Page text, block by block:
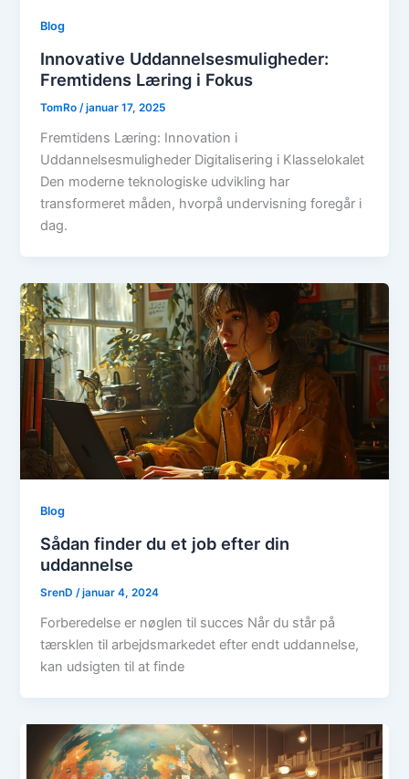
Blog
Innovative Uddannelsesmuligheder:
Fremtidens Læring i Fokus
TomRo/januar 17, 2025
Fremtidens Læring: Innovation i
Uddannelsesmuligheder Digitalisering i Klasselokalet
Den moderne teknologiske udvikling har
transformeret måden, hvorpå undervisning foregår i
dag.
Blog
Sådan finder du et job efter din
uddannelse
SrenD/januar 4, 2024
Forberedelse er nøglen til succes Når du står på
tærsklen til arbejdsmarkedet efter endt uddannelse,
kan udsigten til at finde